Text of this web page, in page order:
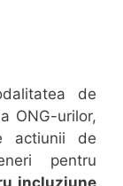
de
ONG-urilor,
actiunii de
pentru
incluziune